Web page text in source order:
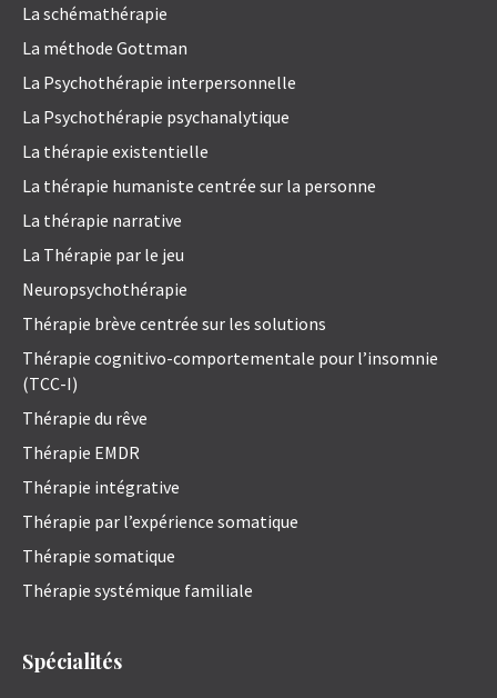
La schémathérapie
La méthode Gottman
La Psychothérapie interpersonnelle
La Psychothérapie psychanalytique
La thérapie existentielle
La thérapie humaniste centrée sur la personne
La thérapie narrative
La Thérapie par le jeu
Neuropsychothérapie
Thérapie brève centrée sur les solutions
Thérapie cognitivo-comportementale pour l’insomnie
(TCC-I)
Thérapie du rêve
Thérapie EMDR
Thérapie intégrative
Thérapie par l’expérience somatique
Thérapie somatique
Thérapie systémique familiale
Spécialités